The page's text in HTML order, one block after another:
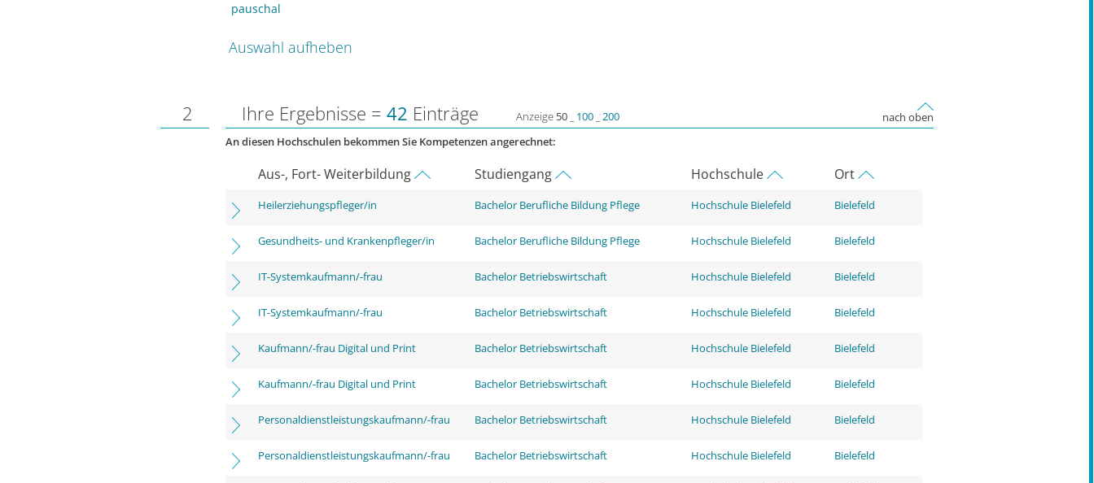
pauschal
Auswahl aufheben
2 Ihre Ergebnisse = 42 Einträge Anzeige 50 100 200
nach oben
An diesen Hochschulen bekommen Sie Kompetenzen angerechnet:
Aus-, Fort- Weiterbildung Studiengang Hochschule Ort
Heilerziehungspfleger/in Bachelor Berufliche Bildung Pflege Hochschule Bielefeld Bielefeld
Gesundheits- und Krankenpfleger/in Bachelor Berufliche Bildung Pflege Hochschule Bielefeld Bielefeld
IT-Systemkaufmann/-frau Bachelor Betriebswirtschaft Hochschule Bielefeld Bielefeld
IT-Systemkaufmann/-frau Bachelor Betriebswirtschaft Hochschule Bielefeld Bielefeld
Kaufmann/-frau Digital und Print Bachelor Betriebswirtschaft Hochschule Bielefeld Bielefeld
Kaufmann/-frau Digital und Print Bachelor Betriebswirtschaft Hochschule Bielefeld Bielefeld
Personaldienstleistungskaufmann/-frau Bachelor Betriebswirtschaft Hochschule Bielefeld Bielefeld
Personaldienstleistungskaufmann/-frau Bachelor Betriebswirtschaft Hochschule Bielefeld Bielefeld